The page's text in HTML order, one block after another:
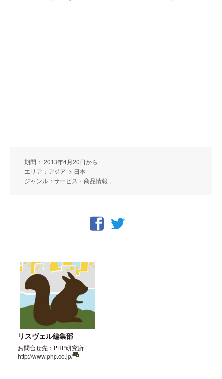
期間： 2013年4月20日から
エリア：アジア > 日本
ジャンル：サービス・商品情報 ,
リスヴェル編集部
お問合せ先：PHP研究所
http://www.php.co.jp/